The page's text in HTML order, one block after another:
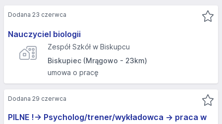
Nauczyciel biologii
Zespół Szkół w Biskupcu
Biskupiec (Mrągowo - 23km)
umowa o pracę
Dodana 23 czerwca
PILNE !-> Psycholog/trener/wykładowca -> praca w
Dodana 29 czerwca